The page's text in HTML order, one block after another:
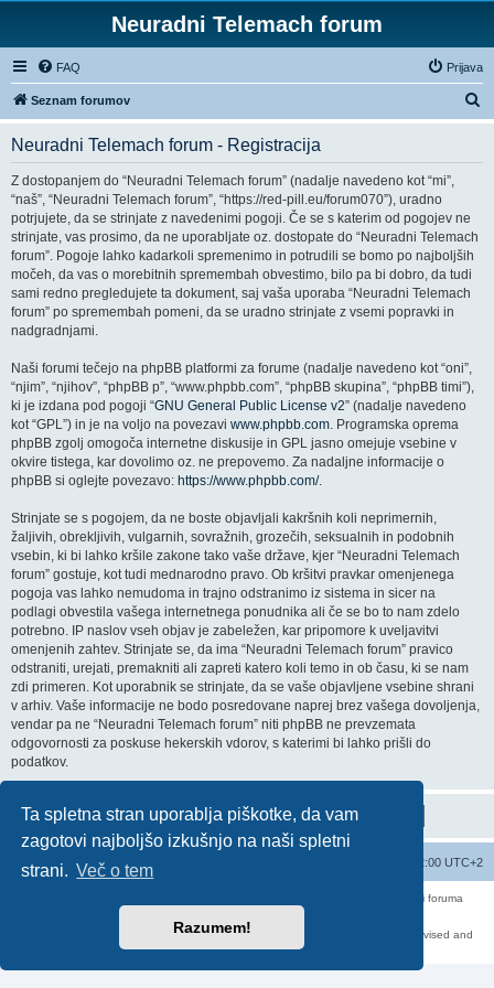
Ta spletna stran uporablja piškotke, da vam
zagotovi najboljšo izkušnjo na naši spletni
strani. Več o tem
Razumem!
Neuradni Telemach forum
FAQ Prijava
Seznam forumov
s
Neuradni Telemach forum - Registracija
Z dostopanjem do “Neuradni Telemach forum” (nadalje navedeno kot “mi”,
“naš”, “Neuradni Telemach forum”, “https://red-pill.eu/forum070”), uradno
potrjujete, da se strinjate z navedenimi pogoji. Če se s katerim od pogojev ne
strinjate, vas prosimo, da ne uporabljate oz. dostopate do “Neuradni Telemach
forum”. Pogoje lahko kadarkoli spremenimo in potrudili se bomo po najboljših
močeh, da vas o morebitnih spremembah obvestimo, bilo pa bi dobro, da tudi
sami redno pregledujete ta dokument, saj vaša uporaba “Neuradni Telemach
forum” po spremembah pomeni, da se uradno strinjate z vsemi popravki in
nadgradnjami.
Naši forumi tečejo na phpBB platformi za forume (nadalje navedeno kot “oni”,
“njim”, “njihov”, “phpBB p”, “www.phpbb.com”, “phpBB skupina”, “phpBB timi”),
ki je izdana pod pogoji “GNU General Public License v2” (nadalje navedeno
kot “GPL”) in je na voljo na povezavi www.phpbb.com. Programska oprema
phpBB zgolj omogoča internetne diskusije in GPL jasno omejuje vsebine v
okvire tistega, kar dovolimo oz. ne prepovemo. Za nadaljne informacije o
phpBB si oglejte povezavo: https://www.phpbb.com/.
Strinjate se s pogojem, da ne boste objavljali kakršnih koli neprimernih,
žaljivih, obrekljivih, vulgarnih, sovražnih, grozečih, seksualnih in podobnih
vsebin, ki bi lahko kršile zakone tako vaše države, kjer “Neuradni Telemach
forum” gostuje, kot tudi mednarodno pravo. Ob kršitvi pravkar omenjenega
pogoja vas lahko nemudoma in trajno odstranimo iz sistema in sicer na
podlagi obvestila vašega internetnega ponudnika ali če se bo to nam zdelo
potrebno. IP naslov vseh objav je zabeležen, kar pripomore k uveljavitvi
omenjenih zahtev. Strinjate se, da ima “Neuradni Telemach forum” pravico
odstraniti, urejati, premakniti ali zapreti katero koli temo in ob času, ki se nam
zdi primeren. Kot uporabnik se strinjate, da se vaše objavljene vsebine shrani
v arhiv. Vaše informacije ne bodo posredovane naprej brez vašega dovoljenja,
vendar pa ne “Neuradni Telemach forum” niti phpBB ne prevzemata
odgovornosti za poskuse hekerskih vdorov, s katerimi bi lahko prišli do
podatkov.
Seznam forumov Vsi časi so UTC+02:00 UTC+2
Forum070 je neuradni forum uporabnikov operaterja Telemach. Administratorji foruma
nimamo nobene povezave s podjetjem Telemach d.o.o.
Za vse objavljene prispevke odgovarjajo izključno njihovi avtorji.
https://red-pill.eu/forum070 -- forum070@red-pill.eu -- Powered by phpBB3 -- revised and